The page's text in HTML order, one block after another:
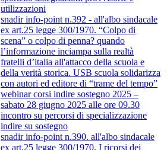
utilizzazioni
snadir info-point n.392 - all'albo sindacale
ex art.25 legge 300/1970. “Colpo di
scena” o colpo di penna? quando
l’informazione inciampa sulla realtà
fratelli d’italia all'attacco della scuola e
della verità storica. USB scuola solidarizza
con autori ed editore di “trame del tempo”
webinar corsi indire sostegno 2025 –
sabato 28 giugno 2025 alle ore 09.30
incontro su percorsi di specializzazione
indire su sostegno
snadir info-point n.390. all'albo sindacale
ex art.25 legge 300/1970. I ricorsi dei